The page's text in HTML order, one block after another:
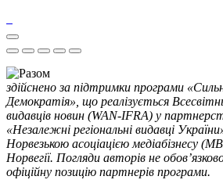
здійснено за підтримки програми
Демократія», що реалізується
видавців новин (WAN-IFRA) у
«Незалежні регіональні видавці
Норвезькою асоціацією медіабізнесу
Норвегії. Погляди авторів не
офіційну позицію партнерів програми.